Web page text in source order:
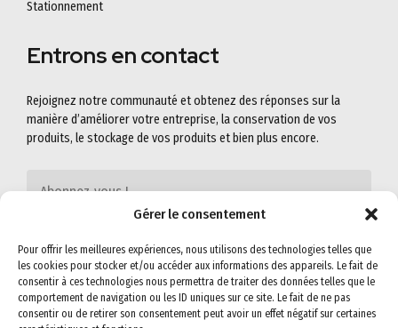
Gérer le consentement
Pour offrir les meilleures expériences, nous utilisons des technologies telles que
les cookies pour stocker et/ou accéder aux informations des appareils. Le fait de
consentir à ces technologies nous permettra de traiter des données telles que le
comportement de navigation ou les ID uniques sur ce site. Le fait de ne pas
consentir ou de retirer son consentement peut avoir un effet négatif sur certaines
Stationnement
Entrons en contact
Rejoignez notre communauté et obtenez des réponses sur la
manière d’améliorer votre entreprise, la conservation de vos
produits, le stockage de vos produits et bien plus encore.